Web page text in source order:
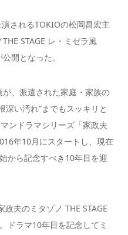
されるTOKIOの松岡昌宏主
STAGE レ・ミゼラ風
開となった。
、派遣された家庭・家族の
深い汚れ”までもスッキリと
ンドラマシリーズ「家政夫
年10月にスタートし、現在
から記念すべき10年目を迎
夫のミタゾノ THE STAGE
ドラマ10年目を記念してミ